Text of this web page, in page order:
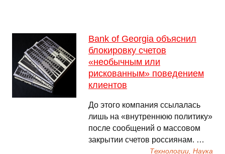
Bank of Georgia объяснил
блокировку счетов
«необычным или
рискованным» поведением
клиентов
До этого компания ссылалась
лишь на «внутреннюю политику»
после сообщений о массовом
закрытии счетов россиянам. …
Технологии, Наука